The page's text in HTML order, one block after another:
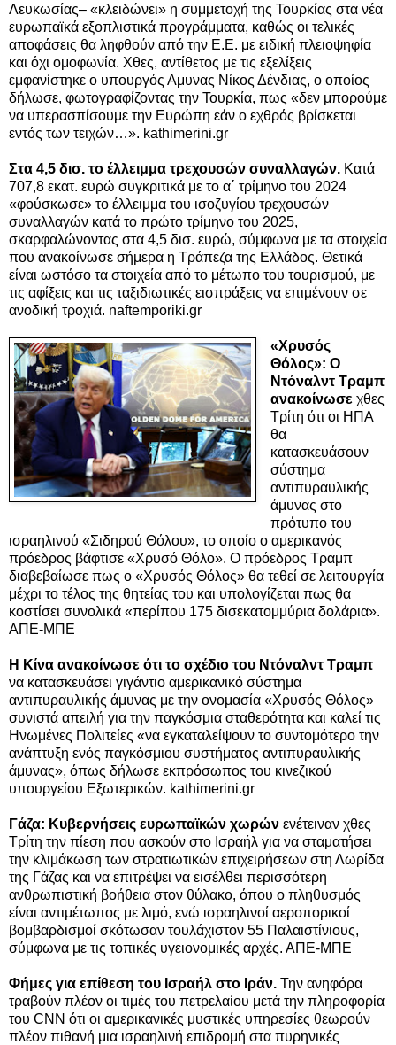
Λευκωσίας– «κλειδώνει» η συμμετοχή της Τουρκίας στα νέα
ευρωπαϊκά εξοπλιστικά προγράμματα, καθώς οι τελικές
αποφάσεις θα ληφθούν από την Ε.Ε. με ειδική πλειοψηφία
και όχι ομοφωνία. Χθες, αντίθετος με τις εξελίξεις
εμφανίστηκε ο υπουργός Αμυνας Νίκος Δένδιας, ο οποίος
δήλωσε, φωτογραφίζοντας την Τουρκία, πως «δεν μπορούμε
να υπερασπίσουμε την Ευρώπη εάν ο εχθρός βρίσκεται
εντός των τειχών…». kathimerini.gr
Στα 4,5 δισ. το έλλειμμα τρεχουσών συναλλαγών. Κατά
707,8 εκατ. ευρώ συγκριτικά με το α΄ τρίμηνο του 2024
«φούσκωσε» το έλλειμμα του ισοζυγίου τρεχουσών
συναλλαγών κατά το πρώτο τρίμηνο του 2025,
σκαρφαλώνοντας στα 4,5 δισ. ευρώ, σύμφωνα με τα στοιχεία
που ανακοίνωσε σήμερα η Τράπεζα της Ελλάδος. Θετικά
είναι ωστόσο τα στοιχεία από το μέτωπο του τουρισμού, με
τις αφίξεις και τις ταξιδιωτικές εισπράξεις να επιμένουν σε
ανοδική τροχιά. naftemporiki.gr
«Χρυσός
Θόλος»: Ο
Ντόναλντ Τραμπ
ανακοίνωσεχθες
Τρίτη ότι οι ΗΠΑ
θα
κατασκευάσουν
σύστημα
αντιπυραυλικής
άμυνας στο
πρότυπο του
ισραηλινού «Σιδηρού Θόλου», το οποίο ο αμερικανός
πρόεδρος βάφτισε «Χρυσό Θόλο». Ο πρόεδρος Τραμπ
διαβεβαίωσε πως ο «Χρυσός Θόλος» θα τεθεί σε λειτουργία
μέχρι το τέλος της θητείας του και υπολογίζεται πως θα
κοστίσει συνολικά «περίπου 175 δισεκατομμύρια δολάρια».
ΑΠΕ-ΜΠΕ
Η Κίνα ανακοίνωσε ότι το σχέδιο του Ντόναλντ Τραμπ
να κατασκευάσει γιγάντιο αμερικανικό σύστημα
αντιπυραυλικής άμυνας με την ονομασία «Χρυσός Θόλος»
συνιστά απειλή για την παγκόσμια σταθερότητα και καλεί τις
Ηνωμένες Πολιτείες «να εγκαταλείψουν το συντομότερο την
ανάπτυξη ενός παγκόσμιου συστήματος αντιπυραυλικής
άμυνας», όπως δήλωσε εκπρόσωπος του κινεζικού
υπουργείου Εξωτερικών. kathimerini.gr
Γάζα: Κυβερνήσεις ευρωπαϊκών χωρών ενέτειναν χθες
Τρίτη την πίεση που ασκούν στο Ισραήλ για να σταματήσει
την κλιμάκωση των στρατιωτικών επιχειρήσεων στη Λωρίδα
της Γάζας και να επιτρέψει να εισέλθει περισσότερη
ανθρωπιστική βοήθεια στον θύλακο, όπου ο πληθυσμός
είναι αντιμέτωπος με λιμό, ενώ ισραηλινοί αεροπορικοί
βομβαρδισμοί σκότωσαν τουλάχιστον 55 Παλαιστίνιους,
σύμφωνα με τις τοπικές υγειονομικές αρχές. ΑΠΕ-ΜΠΕ
Φήμες για επίθεση του Ισραήλ στο Ιράν. Την ανηφόρα
τραβούν πλέον οι τιμές του πετρελαίου μετά την πληροφορία
του CNN ότι οι αμερικανικές μυστικές υπηρεσίες θεωρούν
πλέον πιθανή μια ισραηλινή επιδρομή στα πυρηνικές